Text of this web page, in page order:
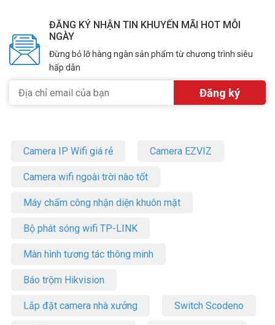
ĐĂNG KÝ NHẬN TIN KHUYẾN MÃI HOT MỖI
NGÀY
Đừng bỏ lỡ hàng ngàn sản phẩm từ chương trình siêu
hấp dẫn
Camera IP Wifi giá rẻ Camera EZVIZ
Camera wifi ngoài trời nào tốt
Máy chấm công nhận diện khuôn mặt
Bộ phát sóng wifi TP-LINK
Màn hình tương tác thông minh
Báo trộm Hikvision
Lắp đặt camera nhà xưởng Switch Scodeno